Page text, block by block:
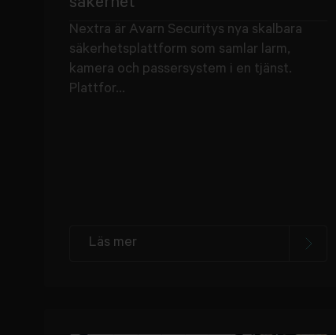
säkerhet
Nextra är Avarn Securitys nya skalbara
säkerhetsplattform som samlar larm,
kamera och passersystem i en tjänst.
Plattfor...
Läs mer